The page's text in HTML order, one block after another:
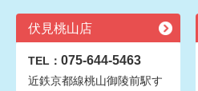
伏見桃山店
TEL： 075-644-5463
近鉄京都線桃山御陵前駅す